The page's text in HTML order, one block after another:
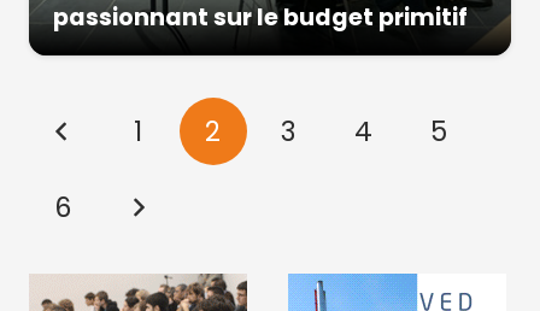
passionnant sur le budget primitif
1 2 3 4
5
6